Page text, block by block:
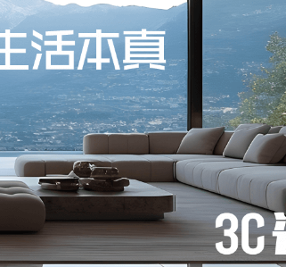
Development path
Contact us